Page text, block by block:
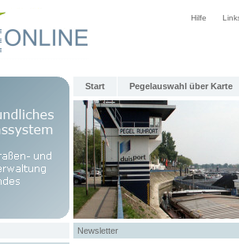
Hilfe
Start Pegelauswahl über Karte
Newsletter